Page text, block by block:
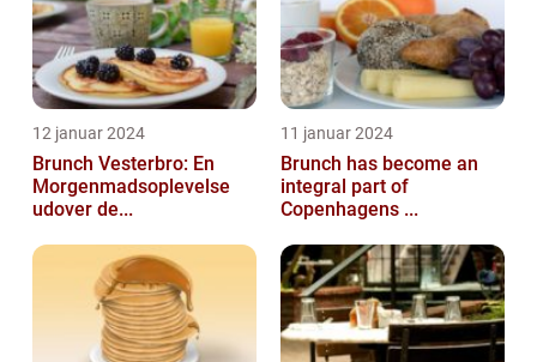
12 januar 2024
Brunch Vesterbro: En
Morgenmadsoplevelse
udover de...
11 januar 2024
Brunch has become an
integral part of
Copenhagens ...